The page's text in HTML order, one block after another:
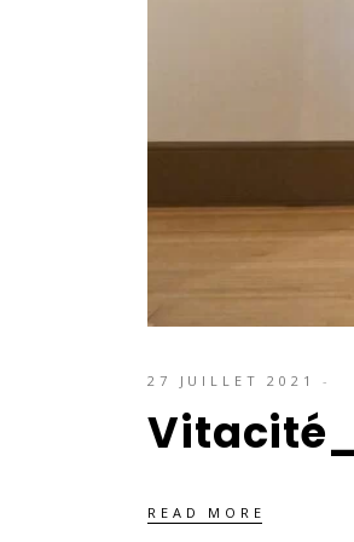
27 JUILLET 2021
READ MORE